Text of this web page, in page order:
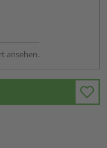
ansehen.